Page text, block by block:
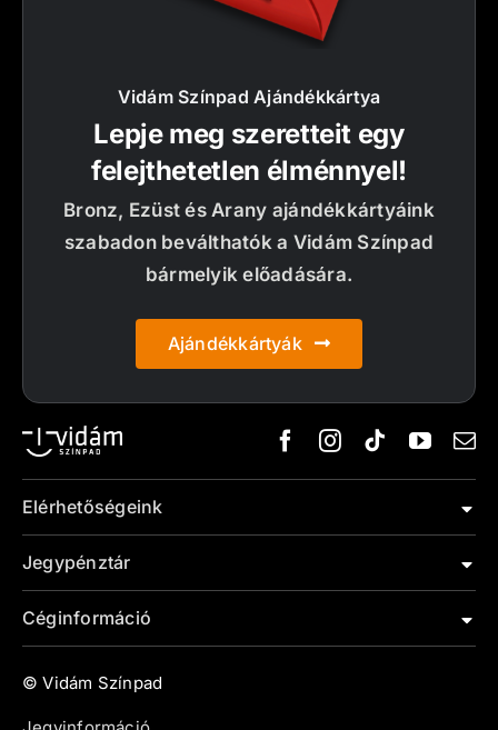
Elérhetőségeink
Jegypénztár
Céginformáció
© Vidám Színpad
Vidám Színpad Ajándékkártya
Lepje meg szeretteit egy
felejthetetlen élménnyel!
Bronz, Ezüst és Arany ajándékkártyáink
szabadon beválthatók a Vidám Színpad
bármelyik előadására.
Ajándékkártyák